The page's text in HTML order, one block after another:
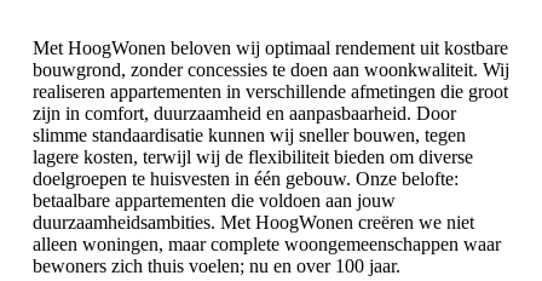
Met HoogWonen beloven wij optimaal rendement uit kostbare
bouwgrond, zonder concessies te doen aan woonkwaliteit. Wij
realiseren appartementen in verschillende afmetingen die groot
zijn in comfort, duurzaamheid en aanpasbaarheid. Door
slimme standaardisatie kunnen wij sneller bouwen, tegen
lagere kosten, terwijl wij de flexibiliteit bieden om diverse
doelgroepen te huisvesten in één gebouw. Onze belofte:
betaalbare appartementen die voldoen aan jouw
duurzaamheidsambities. Met HoogWonen creëren we niet
alleen woningen, maar complete woongemeenschappen waar
bewoners zich thuis voelen; nu en over 100 jaar.